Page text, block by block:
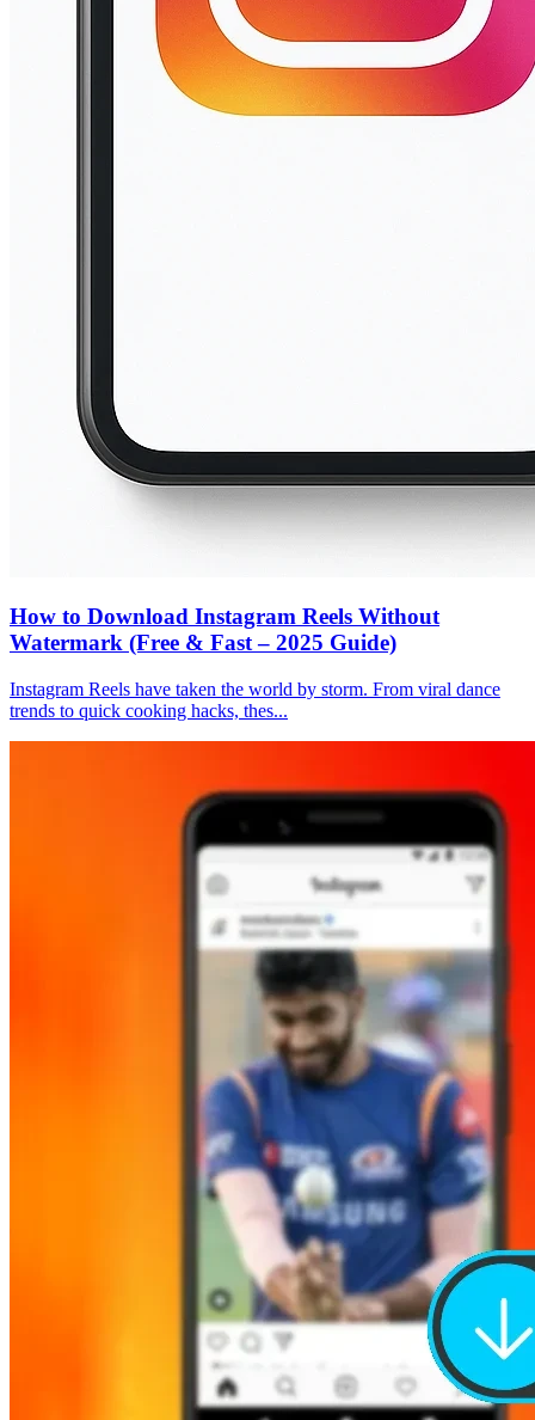
How to Download Instagram Reels Without
Watermark (Free & Fast – 2025 Guide)
Instagram Reels have taken the world by storm. From viral dance
trends to quick cooking hacks, thes...